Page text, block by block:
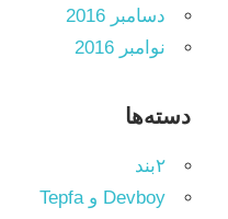
دسامبر 2016
نوامبر 2016
دسته‌ها
۲بند
Devboy و Tepfa